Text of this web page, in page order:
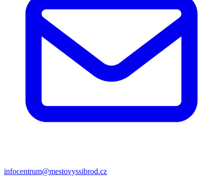
infocentrum@mestovyssibrod.cz